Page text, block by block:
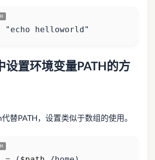
"echo helloworld"
设置环境变量PATH的方
替PATH，设置类似于数组的使用。